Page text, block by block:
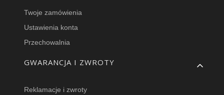
Twoje zamówienia
Ustawienia konta
Przechowalnia
GWARANCJA I ZWROTY
Reklamacje i zwroty